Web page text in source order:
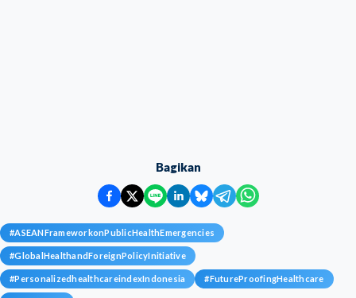
Bagikan
#ASEANFrameworkonPublicHealthEmergencies
#GlobalHealthandForeignPolicyInitiative
#PersonalizedhealthcareindexIndonesia #FutureProofingHealthcare